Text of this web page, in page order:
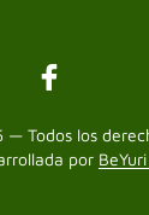
— Todos los
por